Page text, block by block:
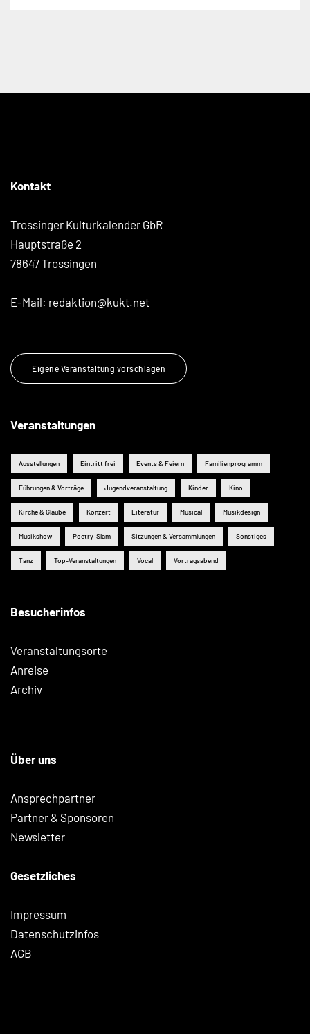
Kontakt
Trossinger Kulturkalender GbR
Hauptstraße 2
78647 Trossingen
E-Mail: redaktion@kukt.net
Eigene Veranstaltung vorschlagen
Veranstaltungen
Ausstellungen Eintritt frei Events & Feiern Familienprogramm
Führungen & Vorträge Jugendveranstaltung Kinder Kino
Kirche & Glaube Konzert Literatur Musical Musikdesign
Musikshow Poetry-Slam Sitzungen & Versammlungen Sonstiges
Tanz Top-Veranstaltungen Vocal Vortragsabend
Besucherinfos
Veranstaltungsorte
Anreise
Archiv
Über uns
Ansprechpartner
Partner & Sponsoren
Newsletter
Gesetzliches
Impressum
Datenschutzinfos
AGB